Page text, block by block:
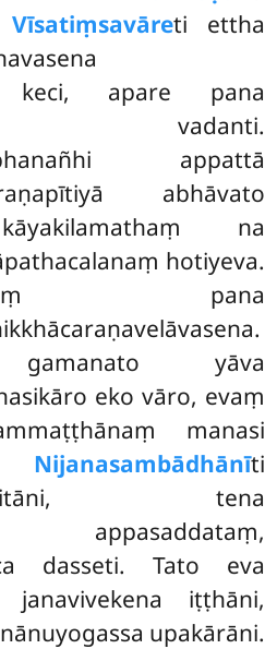
Vīsatiṃsavāreti ettha
keci, apare pana
vadanti.
appattā
abhāvato
na
hotiyeva.
pana
yāva
eko vāro, evaṃ
manasi
Nijanasambādhānīti
tena
appasaddataṃ,
dasseti. Tato eva
janavivekena iṭṭhāni,
upakārāni.